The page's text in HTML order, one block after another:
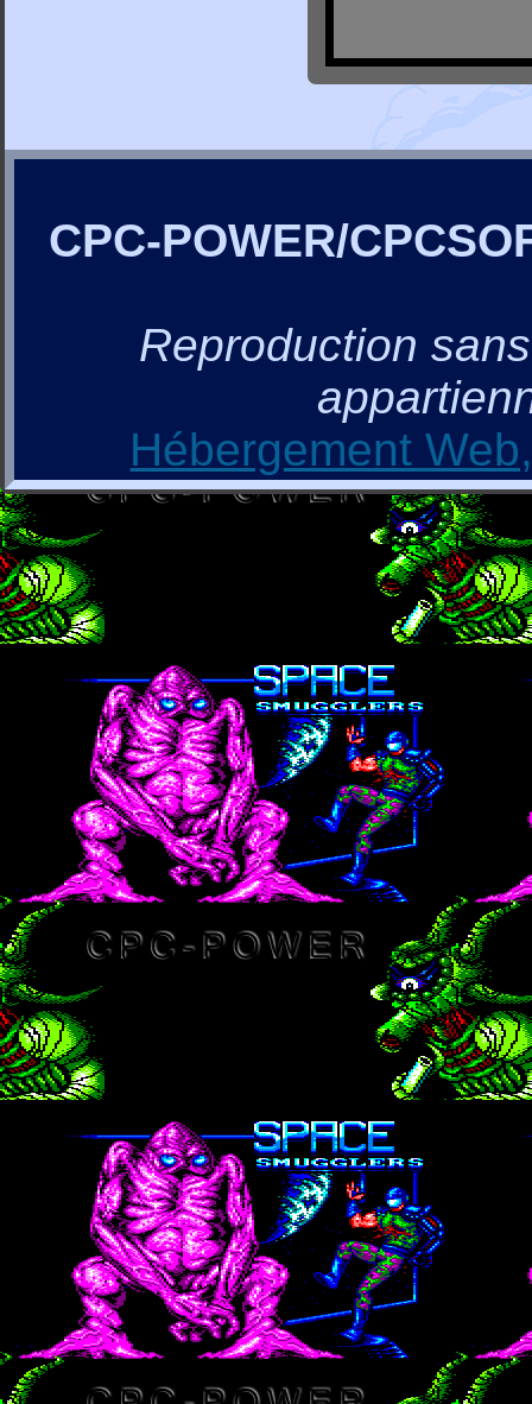
CPC-POWER/
Reproduction
Hébergement